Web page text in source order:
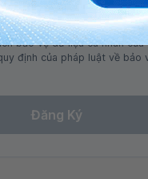
bảo vệ dữ liệu cá nhân
định của pháp luật về bảo
Đăng Ký